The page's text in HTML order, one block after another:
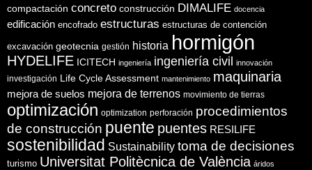
compactación concreto construcción DIMALIFE docencia
edificación encofrado estructuras estructuras de contención
excavación geotecnia gestión historia hormigón
HYDELIFE ICITECH ingeniería ingeniería civil innovación
investigación Life Cycle Assessment mantenimiento maquinaria
mejora de suelos mejora de terrenos movimiento de tierras
optimización optimization perforación procedimientos
de construcción puente puentes RESILIFE
sostenibilidad Sustainability toma de decisiones
turismo Universitat Politècnica de València áridos